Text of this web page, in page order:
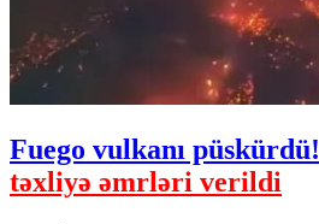
Fuego vulkanı püskürdü!
təxliyə əmrləri verildi